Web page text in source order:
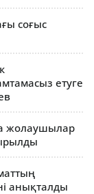
соғыс
етуге
жолаушылар
анықталды